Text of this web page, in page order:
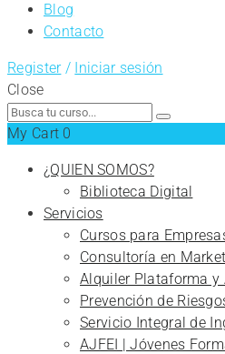
Blog
Contacto
Register/ Iniciar sesión
Close
Search
for:
My Cart 0
¿QUIEN SOMOS?
Biblioteca Digital
Servicios
Cursos para
Consultoría en
Alquiler Plataforma y
Prevención de
Servicio Integral de
AJFEI | Jóvenes